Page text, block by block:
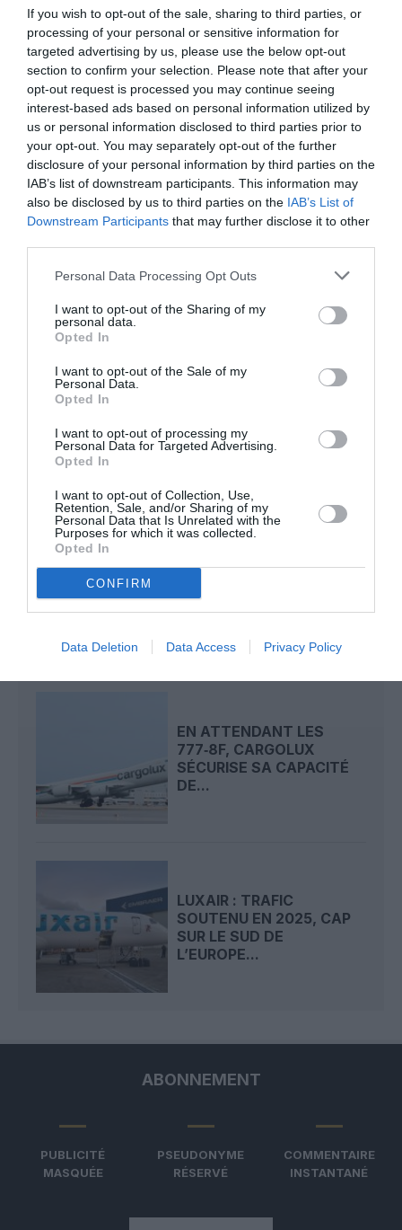
If you wish to opt-out of the sale, sharing to third parties, or
processing of your personal or sensitive information for
targeted advertising by us, please use the below opt-out
section to confirm your selection. Please note that after your
opt-out request is processed you may continue seeing
interest-based ads based on personal information utilized by
us or personal information disclosed to third parties prior to
your opt-out. You may separately opt-out of the further
disclosure of your personal information by third parties on the
IAB’s list of downstream participants. This information may
also be disclosed by us to third parties on the IAB’s List of
Downstream Participants that may further disclose it to other
Personal Data Processing Opt Outs
I want to opt-out of the Sharing of my
personal data.
Opted In
I want to opt-out of the Sale of my
Personal Data.
Opted In
I want to opt-out of processing my
Personal Data for Targeted Advertising.
Opted In
I want to opt-out of Collection, Use,
Retention, Sale, and/or Sharing of my
Personal Data that Is Unrelated with the
Purposes for which it was collected.
Opted In
CONFIRM
Data Deletion Data Access Privacy Policy
DERNIERS COMMENTAIRES
Manfoua commenté l'article :
Pyramides, croisières et mer Rouge : l’Égypte mise sur
Arn31a commenté l'article :
Après Emirates, Lufthansa remet en cause la réception
de Boeing 777-9 déjà construits
LIRE AUSSI
LUXAIR DESSERT
EN ATTENDANT LES
777‑8F, CARGOLUX
SÉCURISE SA CAPACITÉ
DE...
LUXAIR : TRAFIC
SOUTENU EN 2025, CAP
SUR LE SUD DE
L’EUROPE...
ABONNEMENT
PUBLICITÉ
MASQUÉE
PSEUDONYME
RÉSERVÉ
COMMENTAIRE
INSTANTANÉ